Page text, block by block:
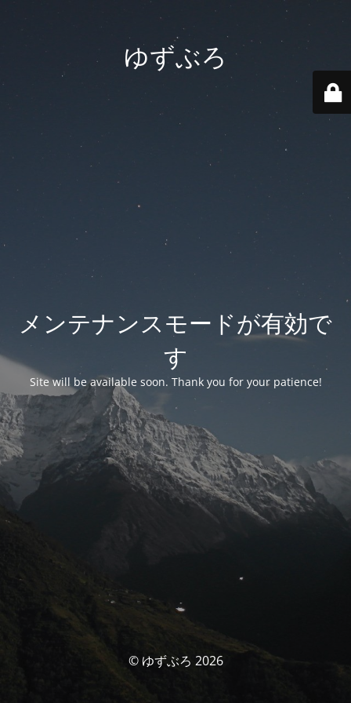
ゆずぶろ
メンテナンスモードが有効で
す
Site will be available soon. Thank you for your patience!
© ゆずぶろ 2026